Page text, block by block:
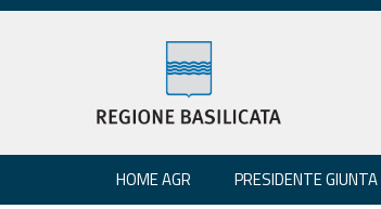
HOME AGR PRESIDENTE GIUNTA